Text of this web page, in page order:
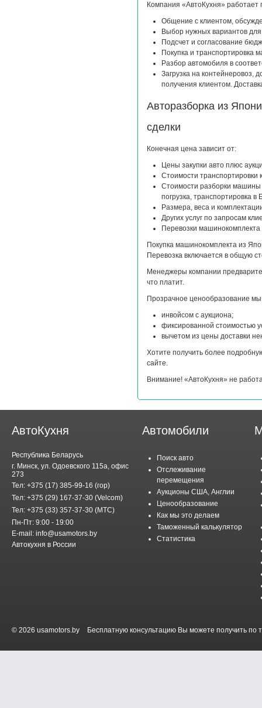
Компания «АвтоКухня»
Общение с клиентом,
Выбор нужных вариантов для
Подсчет и согласование
Покупка и транспортировка
Разбор автомобиля в
Загрузка на контейнеровоз,
получения клиентом.
Авторазборка из
сделки
Конечная цена зависит от:
Цены закупки авто плюс
Стоимости транспортировки
Стоимости разборки машины
погрузка, транспортировка
Размера, веса и
Других услуг по запросам
Перевозки машинокомплекта
Покупка машинокомплекта из
Перевозка включается в общую
Менеджеры компании
что платит.
Прозрачное ценообразование
инвойсом с аукциона;
фиксированной стоимостью
вычетом из цены доставки
Хотите получить более
сайте.
Внимание! «АвтоКухня» не
АвтоКухня
Республика Беларусь
г. Минск, ул. Одоевского 115а, офис
273
Тел: +375 (17) 385-99-16 (гор)
Тел: +375 (29) 167-37-30 (Velcom)
Тел: +375 (33) 357-37-30 (MTC)
Пн-Пт: 9:00 - 19:00
E-mail: info@usamotors.by
Автокухня в России
Автомобили
Поиск авто
Отслеживание
перемещения
Аукционы США, Англии
Ценообразование
Как мы это делаем
Таможенный калькулятор
Статистика
© 2026 usamotors.by Бесплатную консультацию Вы можете получить